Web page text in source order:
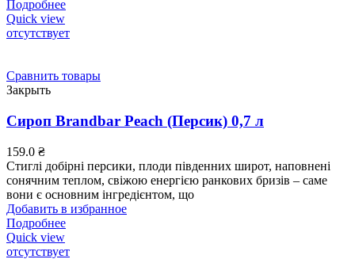
Подробнее
Quick view
отсутствует
Сравнить товары
Закрыть
Сироп Brandbar Peach (Персик) 0,7 л
159.0 ₴
Стиглі добірні персики, плоди південних широт, наповнені
сонячним теплом, свіжою енергією ранкових бризів – саме
вони є основним інгредієнтом, що
Добавить в избранное
Подробнее
Quick view
отсутствует